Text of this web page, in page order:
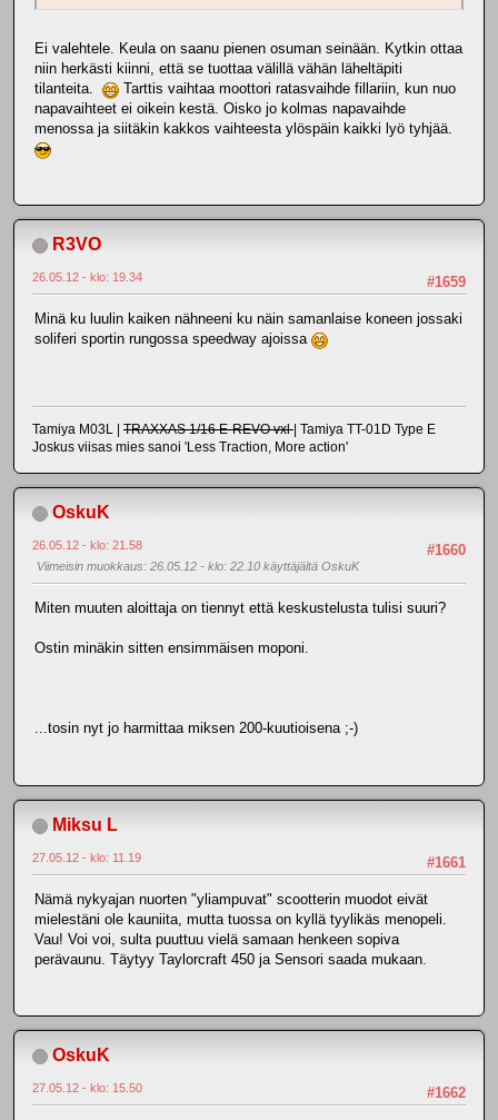
Ei valehtele. Keula on saanu pienen osuman seinään. Kytkin ottaa
niin herkästi kiinni, että se tuottaa välillä vähän läheltäpiti
tilanteita.
Tarttis vaihtaa moottori ratasvaihde fillariin, kun nuo
napavaihteet ei oikein kestä. Oisko jo kolmas napavaihde
menossa ja siitäkin kakkos vaihteesta ylöspäin kaikki lyö tyhjää.
R3VO
#1659
26.05.12 - klo: 19.34
Minä ku luulin kaiken nähneeni ku näin samanlaise koneen jossaki
soliferi sportin rungossa speedway ajoissa
Tamiya M03L | TRAXXAS 1/16 E-REVO vxl | Tamiya TT-01D Type E
Joskus viisas mies sanoi 'Less Traction, More action'
OskuK
#1660
26.05.12 - klo: 21.58
Viimeisin muokkaus: 26.05.12 - klo: 22.10 käyttäjältä OskuK
Miten muuten aloittaja on tiennyt että keskustelusta tulisi suuri?
Ostin minäkin sitten ensimmäisen moponi.
...tosin nyt jo harmittaa miksen 200-kuutioisena ;-)
Miksu L
#1661
27.05.12 - klo: 11.19
Nämä nykyajan nuorten "yliampuvat" scootterin muodot eivät
mielestäni ole kauniita, mutta tuossa on kyllä tyylikäs menopeli.
Vau! Voi voi, sulta puuttuu vielä samaan henkeen sopiva
perävaunu. Täytyy Taylorcraft 450 ja Sensori saada mukaan.
OskuK
#1662
27.05.12 - klo: 15.50